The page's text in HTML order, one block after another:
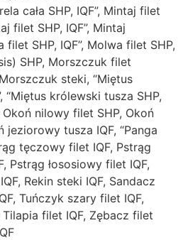
cała SHP, IQF”, Mintaj filet
filet SHP, IQF”, Mintaj
filet SHP, IQF”, Molwa filet SHP,
SHP, Morszczuk filet
steki, “Miętus
“Miętus królewski tusza SHP,
Okoń nilowy filet SHP, Okoń
tusza IQF, “Panga
tęczowy filet IQF, Pstrąg
Pstrąg łososiowy filet IQF,
Rekin steki IQF, Sandacz
Tuńczyk szary filet IQF,
filet IQF, Zębacz filet